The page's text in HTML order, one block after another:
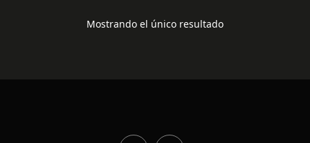
Mostrando el único resultado